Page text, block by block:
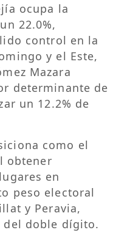
ocupa la
22.0%,
control en la
y el Este,
Mazara
determinante de
un 12.2% de
como el
obtener
en
peso electoral
y Peravia,
del doble dígito.